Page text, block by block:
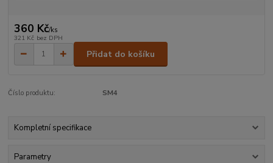
360 Kč/ks
321 Kč bez DPH
Přidat do košíku
Číslo produktu: SM4
Kompletní specifikace
Parametry